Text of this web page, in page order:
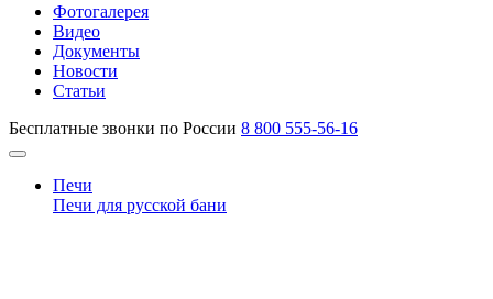
Фотогалерея
Видео
Документы
Новости
Статьи
Бесплатные звонки по России 8 800 555-56-16
Печи
Печи для русской бани